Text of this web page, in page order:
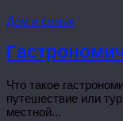
Дом и семья
Что такое
путешествие или
местной...